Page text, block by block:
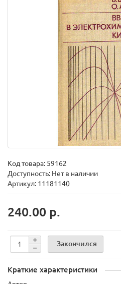
Код товара: 59162
Доступность: Нет в наличии
Артикул: 11181140
240.00 р.
Закончился
Краткие характеристики